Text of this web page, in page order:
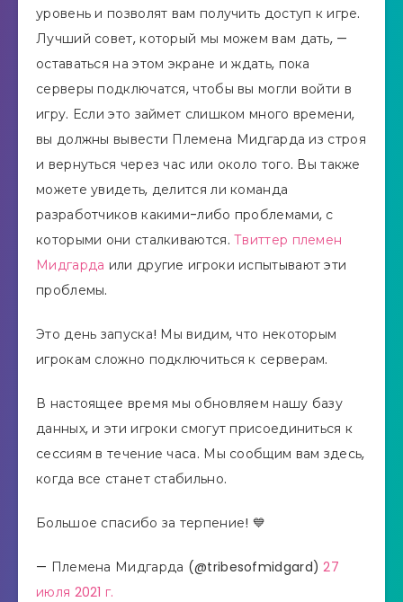
уровень и позволят вам получить доступ к игре.
Лучший совет, который мы можем вам дать, —
оставаться на этом экране и ждать, пока
серверы подключатся, чтобы вы могли войти в
игру. Если это займет слишком много времени,
вы должны вывести Племена Мидгарда из строя
и вернуться через час или около того. Вы также
можете увидеть, делится ли команда
разработчиков какими-либо проблемами, с
которыми они сталкиваются.Твиттер племен
Мидгарда или другие игроки испытывают эти
проблемы.
Это день запуска! Мы видим, что некоторым
игрокам сложно подключиться к серверам.
В настоящее время мы обновляем нашу базу
данных, и эти игроки смогут присоединиться к
сессиям в течение часа. Мы сообщим вам здесь,
когда все станет стабильно.
Большое спасибо за терпение! 💙
— Племена Мидгарда (@tribesofmidgard)27
июля 2021 г.